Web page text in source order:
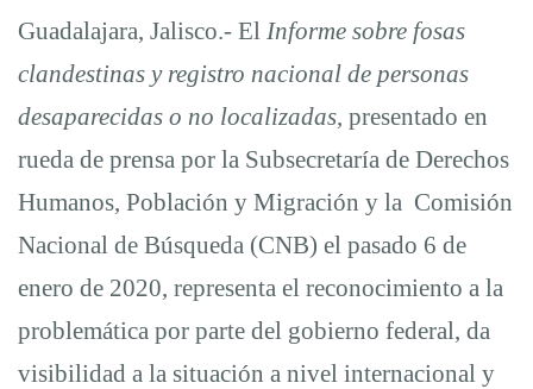
nuevo
registro
genera
más
dudas
Guadalajara, Jalisco.- El Informe sobre fosas
clandestinas y registro nacional de personas
desaparecidas o no localizadas, presentado en
rueda de prensa por la Subsecretaría de Derechos
Humanos, Población y Migración y la Comisión
Nacional de Búsqueda (CNB) el pasado 6 de
enero de 2020, representa el reconocimiento a la
problemática por parte del gobierno federal, da
visibilidad a la situación a nivel internacional y